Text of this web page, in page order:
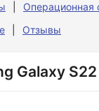
Операционная
Отзывы
Galaxy